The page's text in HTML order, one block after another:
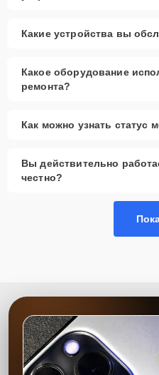
Какие устройства вы
Какое оборудование
ремонта?
Как можно узнать статус
Вы действительно
честно?